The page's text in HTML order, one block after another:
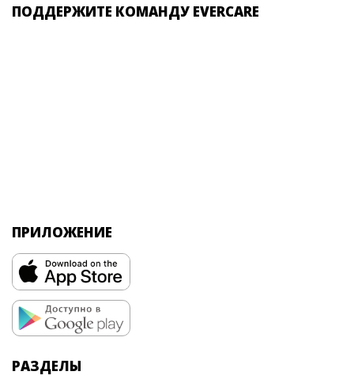
ПОДДЕРЖИТЕ КОМАНДУ EVERCARE
ПРИЛОЖЕНИЕ
РАЗДЕЛЫ